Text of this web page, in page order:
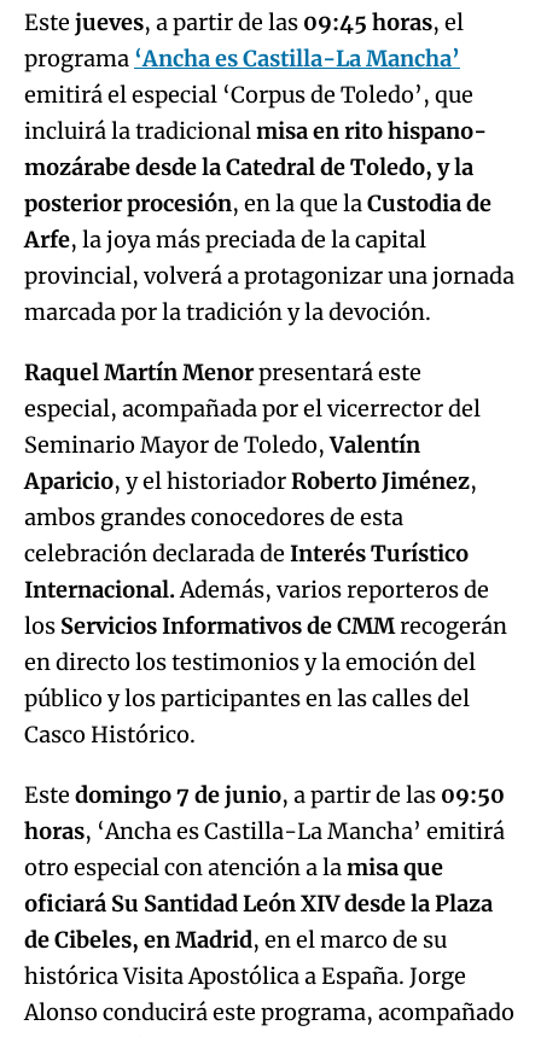
Este jueves, a partir de las 09:45 horas, el
programa ‘Ancha es Castilla-La Mancha’
emitirá el especial ‘Corpus de Toledo’, que
incluirá la tradicionalmisa en rito hispano-
mozárabe desde la Catedral de Toledo, y la
posterior procesión, en la que laCustodia de
Arfe, la joya más preciada de la capital
provincial, volverá a protagonizar una jornada
marcada por la tradición y la devoción.
Raquel Martín Menorpresentará este
especial, acompañada por el vicerrector del
Seminario Mayor de Toledo,Valentín
Aparicio, y el historiadorRoberto Jiménez,
ambos grandes conocedores de esta
celebración declarada de Interés Turístico
Internacional.Además, varios reporteros de
los Servicios Informativos de CMMrecogerán
en directo los testimonios y la emoción del
público y los participantes en las calles del
Casco Histórico.
Este domingo 7 de junio, a partir de las 09:50
horas, ‘Ancha es Castilla-La Mancha’ emitirá
otro especial con atención a lamisa que
oficiará Su Santidad León XIV desde la Plaza
de Cibeles, en Madrid, en el marco de su
histórica Visita Apostólica a España. Jorge
Alonso conducirá este programa, acompañado